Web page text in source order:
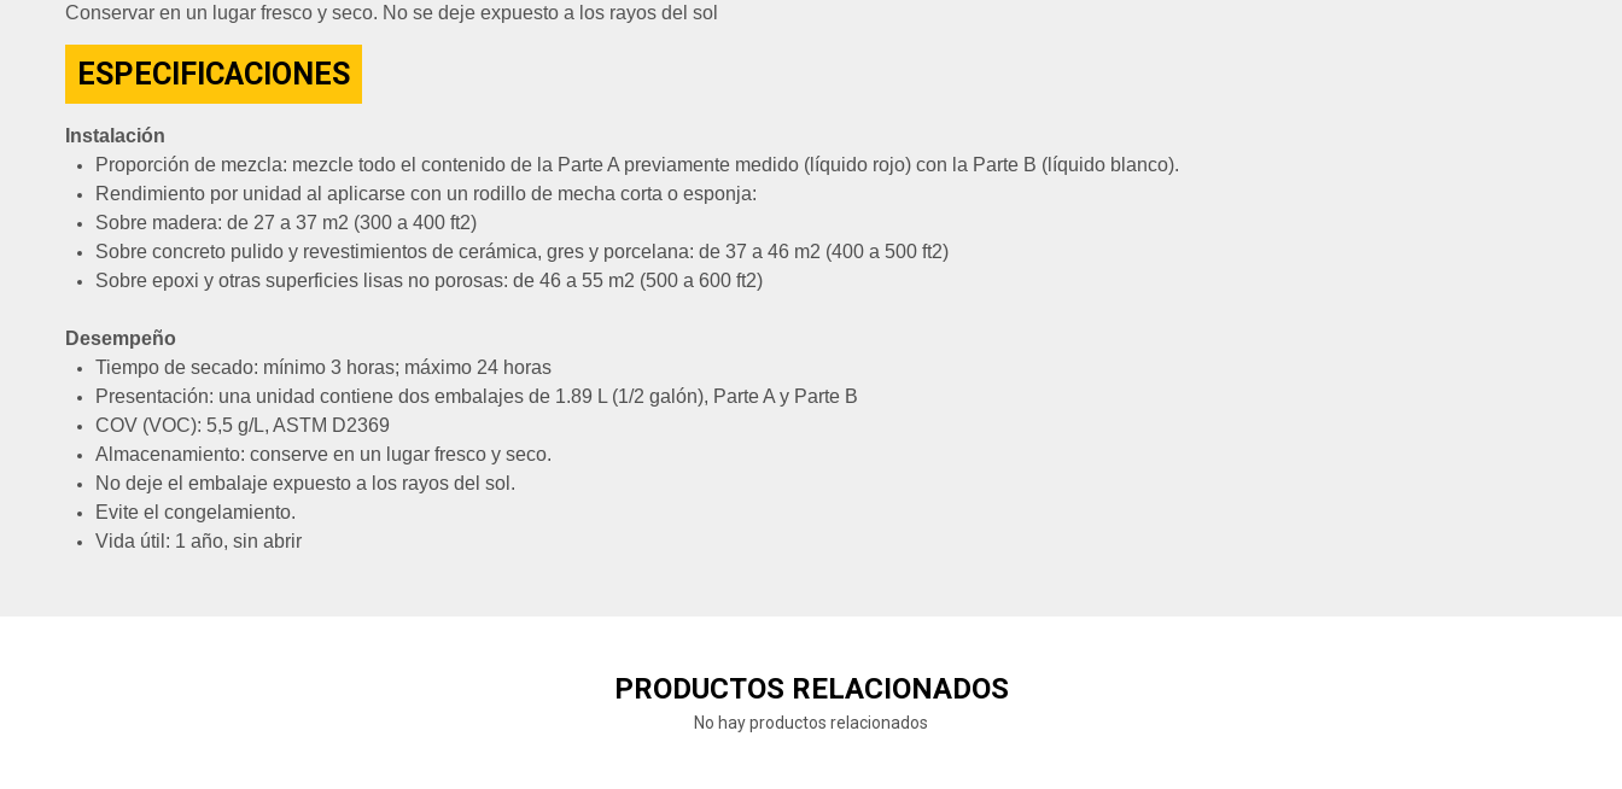
Conservar en un lugar fresco y seco. No se deje expuesto a los rayos del sol
ESPECIFICACIONES
Instalación
Proporción de mezcla: mezcle todo el contenido de la Parte A previamente medido (líquido rojo) con la Parte B (líquido blanco).
Rendimiento por unidad al aplicarse con un rodillo de mecha corta o esponja:
Sobre madera: de 27 a 37 m2 (300 a 400 ft2)
Sobre concreto pulido y revestimientos de cerámica, gres y porcelana: de 37 a 46 m2 (400 a 500 ft2)
Sobre epoxi y otras superficies lisas no porosas: de 46 a 55 m2 (500 a 600 ft2)
Desempeño
Tiempo de secado: mínimo 3 horas; máximo 24 horas
Presentación: una unidad contiene dos embalajes de 1.89 L (1/2 galón), Parte A y Parte B
COV (VOC): 5,5 g/L, ASTM D2369
Almacenamiento: conserve en un lugar fresco y seco.
No deje el embalaje expuesto a los rayos del sol.
Evite el congelamiento.
Vida útil: 1 año, sin abrir
PRODUCTOS RELACIONADOS
No hay productos relacionados